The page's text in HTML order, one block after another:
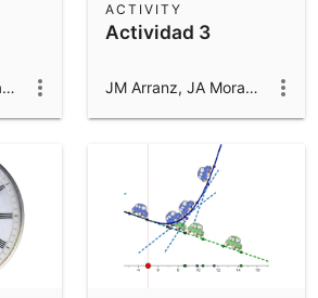
JM Arranz, JA Mora, M Sada y R Losada
Actividad 3
ACTIVITY
JM Arranz, JA Mora, M Sada y R Losada